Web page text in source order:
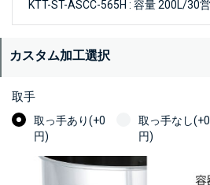
カスタム加工選択
取手
取っ手あり(+0
円)
取っ手なし(+0
円)